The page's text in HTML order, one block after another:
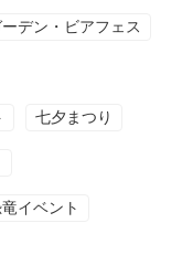
デン・ビアフェス
七夕まつり
イベント